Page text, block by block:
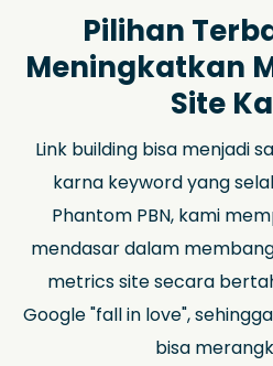
Pilihan
Meningkatkan
Site
Link building bisa menjadi
karna keyword yang
Phantom PBN, kami
mendasar dalam
metrics site secara
Google "fall in love",
bisa